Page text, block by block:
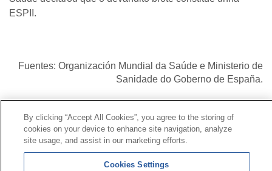
ESPII.
Fuentes: Organización Mundial da Saúde e Ministerio de
Sanidade do Goberno de España.
Contacto|Perfil do contratante|Reclamacións
Liña Universal 900 203 203|Zona Privada Comisión de
Prestacións Especiais|Zona Privada Provedor Sanitario
By clicking “Accept All Cookies”, you agree to the storing of
cookies on your device to enhance site navigation, analyze
site usage, and assist in our marketing efforts.
Cookies Settings